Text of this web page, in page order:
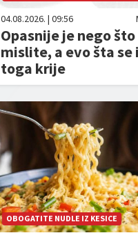
04.08.2026. | 09:56
Opasnije je nego što
mislite, a evo šta se
toga krije
OBOGATITE NUDLE IZ KESICE